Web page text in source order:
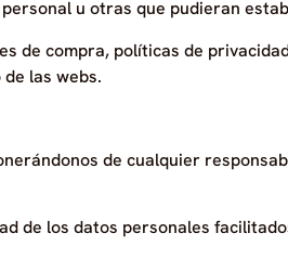
u otras que pudieran
de compra, políticas de
las webs.
de cualquier
de los datos personales